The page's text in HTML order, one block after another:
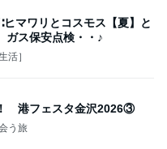
ヒマワリとコスモス【夏】と
ガス保安点検・・♪
活］
港フェスタ金沢2026③
う旅